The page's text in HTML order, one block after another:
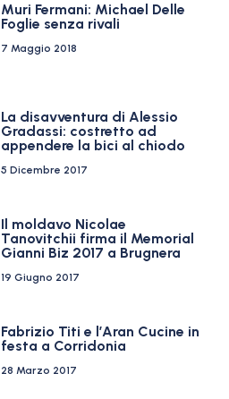
Muri Fermani: Michael Delle
Foglie senza rivali
7 Maggio 2018
La disavventura di Alessio
Gradassi: costretto ad
appendere la bici al chiodo
5 Dicembre 2017
Il moldavo Nicolae
Tanovitchii firma il Memorial
Gianni Biz 2017 a Brugnera
19 Giugno 2017
Fabrizio Titi e l’Aran Cucine in
festa a Corridonia
28 Marzo 2017